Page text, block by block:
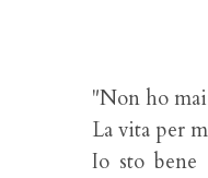
"Non ho
La vita per
Io sto